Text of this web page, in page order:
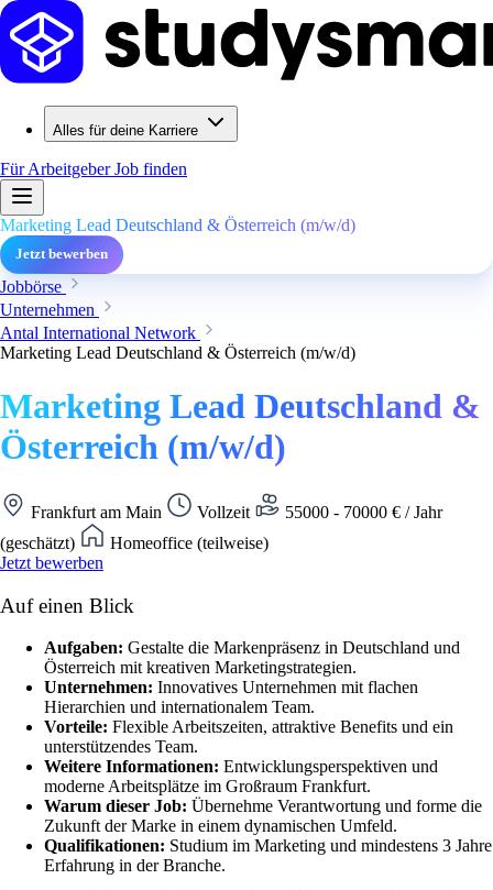
Alles für deine Karriere
Für ArbeitgeberJob finden
Marketing Lead Deutschland & Österreich (m/w/d)
Jetzt bewerben
Jobbörse
Unternehmen
Antal International Network
Marketing Lead Deutschland & Österreich (m/w/d)
Marketing Lead Deutschland &
Österreich (m/w/d)
Frankfurt am Main Vollzeit
55000 - 70000 € / Jahr
(geschätzt)
Homeoffice (teilweise)
Jetzt bewerben
Auf einen Blick
Aufgaben: Gestalte die Markenpräsenz in Deutschland und
Österreich mit kreativen Marketingstrategien.
Unternehmen: Innovatives Unternehmen mit flachen
Hierarchien und internationalem Team.
Vorteile: Flexible Arbeitszeiten, attraktive Benefits und ein
unterstützendes Team.
Weitere Informationen: Entwicklungsperspektiven und
moderne Arbeitsplätze im Großraum Frankfurt.
Warum dieser Job: Übernehme Verantwortung und forme die
Zukunft der Marke in einem dynamischen Umfeld.
Qualifikationen: Studium im Marketing und mindestens 3 Jahre
Erfahrung in der Branche.